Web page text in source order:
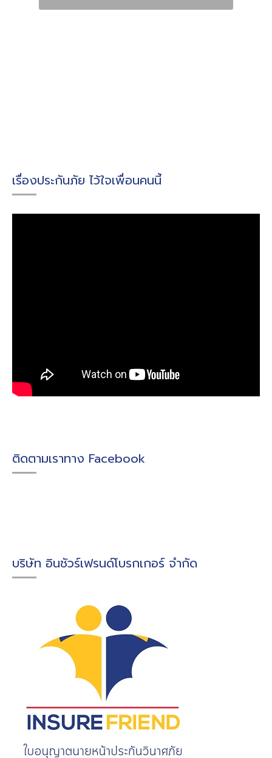
เรื่องประกันภัย ไว้ใจเพื่อนคนนี้
ติดตามเราทาง Facebook
บริษัท อินชัวร์เฟรนด์โบรกเกอร์ จำกัด